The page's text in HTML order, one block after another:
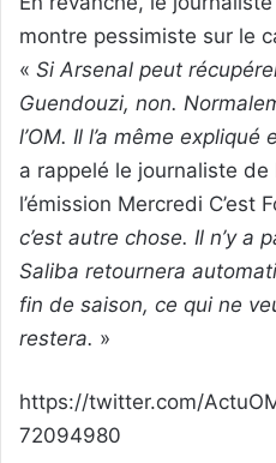
montre pessimiste sur le
« Si Arsenal peut
Guendouzi, non.
l’OM. Il l’a même
a rappelé le journaliste de
l’émission Mercredi C’est
c’est autre chose. Il n’y a
Saliba retournera
fin de saison, ce qui ne
restera. »
https://twitter.com/
72094980